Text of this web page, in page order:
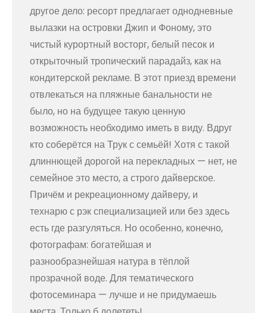
другое дело: ресорт предлагает однодневные
вылазки на островки Джип и Фоному, это
чистый курортный восторг, белый песок и
открыточный тропический парадайз, как на
кондитерской рекламе. В этот приезд времени
отвлекаться на пляжные банальности не
было, но на будущее такую ценную
возможность необходимо иметь в виду. Вдруг
кто соберётся на Трук с семьёй! Хотя с такой
длиннющей дорогой на перекладных — нет, не
семейное это место, а строго дайверское.
Причём и рекреационному дайверу, и
технарю с рэк специализацией или без здесь
есть где разгуляться. Но особенно, конечно,
фотографам: богатейшая и
разнообразнейшая натура в тёплой
прозрачной воде. Для тематического
фотосеминара — лучше и не придумаешь